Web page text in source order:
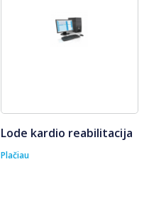
Lode kardio reabilitacija
Plačiau